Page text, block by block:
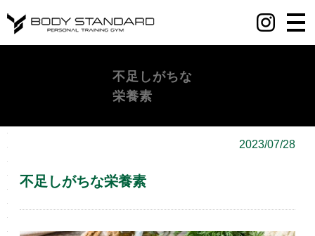
不足しがちな
栄養素
2023/07/28
不足しがちな栄養素